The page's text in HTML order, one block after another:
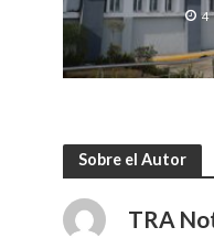
4
Sobre el Autor
TRA